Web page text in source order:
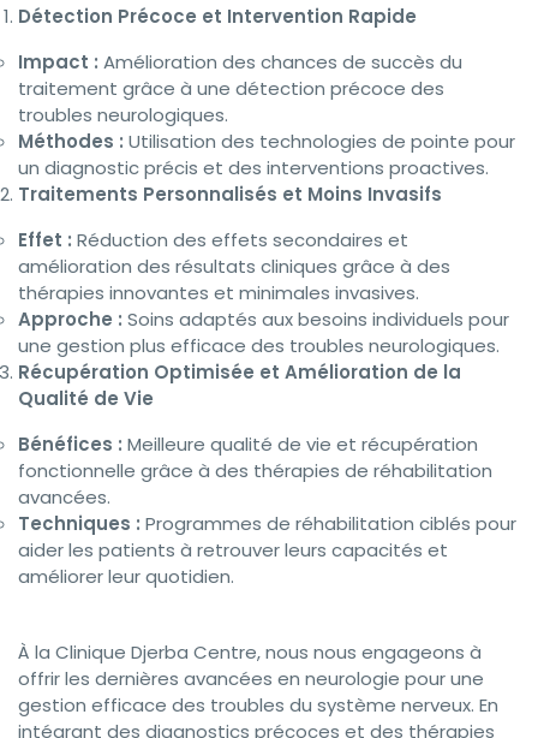
Détection Précoce et Intervention Rapide
Impact : Amélioration des chances de succès du
traitement grâce à une détection précoce des
troubles neurologiques.
Méthodes : Utilisation des technologies de pointe pour
un diagnostic précis et des interventions proactives.
Traitements Personnalisés et Moins Invasifs
Effet : Réduction des effets secondaires et
amélioration des résultats cliniques grâce à des
thérapies innovantes et minimales invasives.
Approche : Soins adaptés aux besoins individuels pour
une gestion plus efficace des troubles neurologiques.
Récupération Optimisée et Amélioration de la
Qualité de Vie
Bénéfices : Meilleure qualité de vie et récupération
fonctionnelle grâce à des thérapies de réhabilitation
avancées.
Techniques : Programmes de réhabilitation ciblés pour
aider les patients à retrouver leurs capacités et
améliorer leur quotidien.
À la Clinique Djerba Centre, nous nous engageons à
offrir les dernières avancées en neurologie pour une
gestion efficace des troubles du système nerveux. En
intégrant des diagnostics précoces et des thérapies